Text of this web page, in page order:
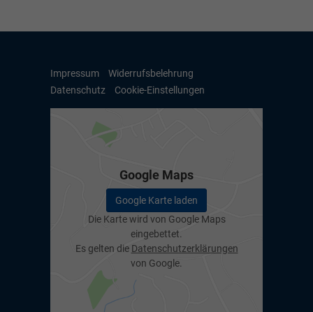
Impressum
Widerrufsbelehrung
Datenschutz
Cookie-Einstellungen
Google Maps
Google Karte laden
Die Karte wird von Google Maps
eingebettet.
Es gelten die Datenschutzerklärungen
von Google.